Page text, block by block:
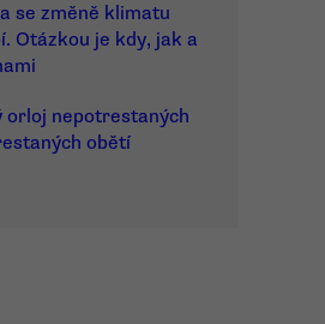
se změně klimatu
Otázkou je kdy, jak a
orloj nepotrestaných
obětí